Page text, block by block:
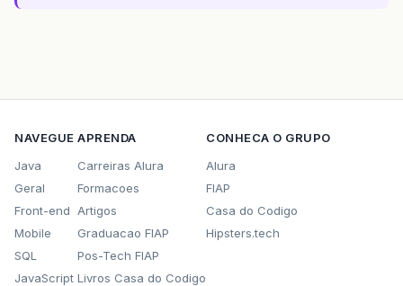
NAVEGUE
Java
Geral
Front-end
Mobile
SQL
JavaScript
APRENDA
Carreiras Alura
Formacoes
Artigos
Graduacao FIAP
Pos-Tech FIAP
Livros Casa do Codigo
CONHECA O GRUPO
Alura
FIAP
Casa do Codigo
Hipsters.tech